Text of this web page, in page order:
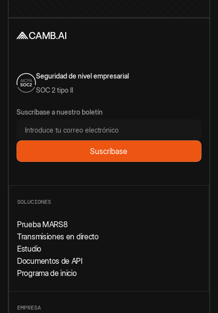
Seguridad de nivel empresarial
SOC 2 tipo II
Suscríbase a nuestro boletín
SOLUCIONES
Prueba MARS8
Transmisiones en directo
Estudio
Documentos de API
Programa de inicio
EMPRESA